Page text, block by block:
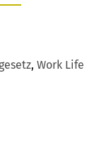
, Work Life